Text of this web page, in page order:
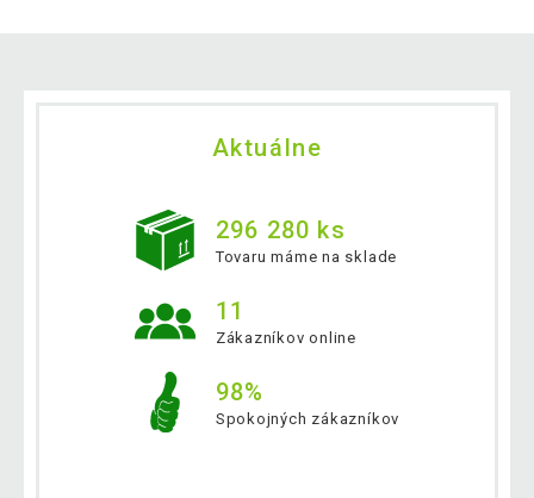
Aktuálne
296 280 ks
Tovaru máme na sklade
11
Zákazníkov online
98%
Spokojných zákazníkov